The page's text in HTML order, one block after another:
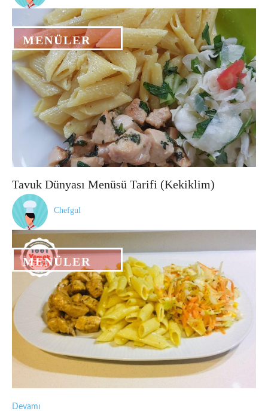
MENÜLER
MENÜLER
Tavuk Dünyası Menüsü Tarifi (Kekiklim)
Chefgul
Devamı